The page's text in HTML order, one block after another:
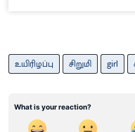
உயிரிழப்பு சிறுமி girl